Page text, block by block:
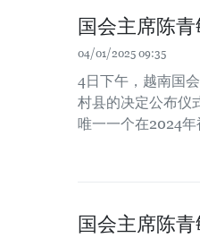
国会主席陈
04/01/2025 09:35
4日下午，越南国
村县的决定公布仪
唯一一个在2024年
国会主席陈